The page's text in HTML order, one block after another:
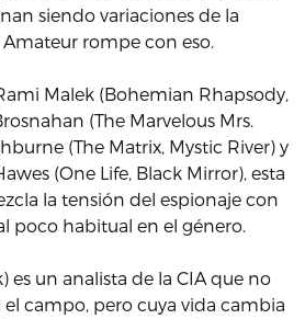
siendo variaciones de la
rompe con eso.
Malek (Bohemian Rhapsody,
(The Marvelous Mrs.
(The Matrix, Mystic River) y
(One Life, Black Mirror), esta
la tensión del espionaje con
poco habitual en el género.
es un analista de la CIA que no
campo, pero cuya vida cambia